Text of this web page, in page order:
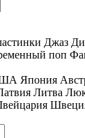
Джаз
поп
Япония
Литва